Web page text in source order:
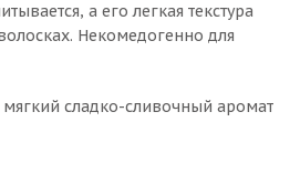
а его легкая текстура
Некомедогенно для
сладко-сливочный аромат